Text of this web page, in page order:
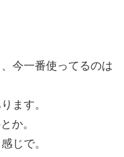
今一番使ってるのは
ます。
か。
じで。